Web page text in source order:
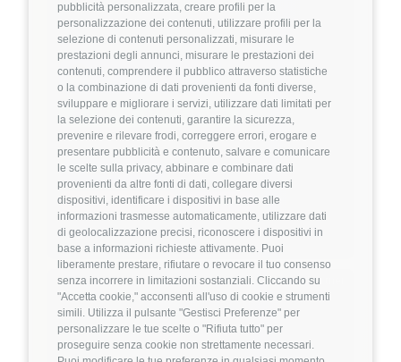
pubblicità personalizzata, creare profili per la
personalizzazione dei contenuti, utilizzare profili per la
selezione di contenuti personalizzati, misurare le
prestazioni degli annunci, misurare le prestazioni dei
contenuti, comprendere il pubblico attraverso statistiche
o la combinazione di dati provenienti da fonti diverse,
sviluppare e migliorare i servizi, utilizzare dati limitati per
la selezione dei contenuti, garantire la sicurezza,
prevenire e rilevare frodi, correggere errori, erogare e
presentare pubblicità e contenuto, salvare e comunicare
le scelte sulla privacy, abbinare e combinare dati
provenienti da altre fonti di dati, collegare diversi
dispositivi, identificare i dispositivi in base alle
informazioni trasmesse automaticamente, utilizzare dati
di geolocalizzazione precisi, riconoscere i dispositivi in
base a informazioni richieste attivamente. Puoi
liberamente prestare, rifiutare o revocare il tuo consenso
senza incorrere in limitazioni sostanziali. Cliccando su
"Accetta cookie," acconsenti all'uso di cookie e strumenti
simili. Utilizza il pulsante "Gestisci Preferenze" per
personalizzare le tue scelte o "Rifiuta tutto" per
proseguire senza cookie non strettamente necessari.
Project Manager
🏢 Welyk x Hinto Group
3.9 FuffAnnuncio Score
💰 ~ 38.000€ - 42.000€ all'anno
🏢 Full-Remote💼 Middle/Senior
👔 Management
Project Management IT Consulting
Dettagli ➡️
Hiring Partner
Senior AI Engineer
🏢 Welyk x Talentware